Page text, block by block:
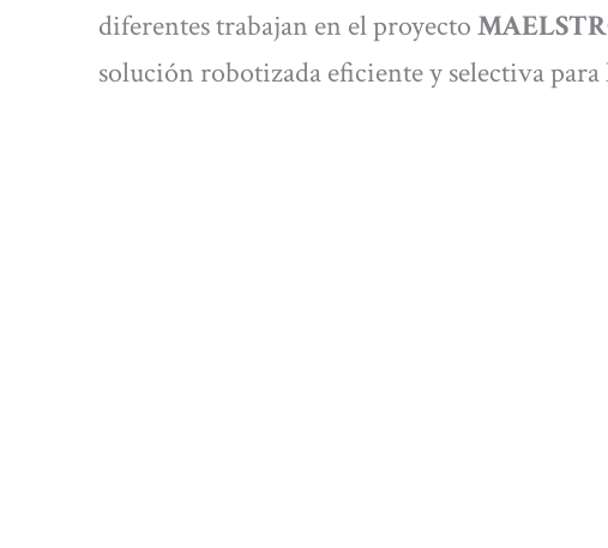
diferentes trabajan en el proyecto
solución robotizada eficiente y selectiva